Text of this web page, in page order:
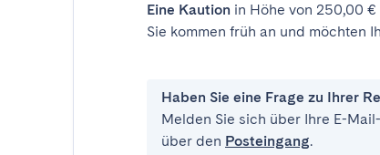
Eine Kaution in Höhe von 250,00
Sie kommen früh an und möchten
Haben Sie eine Frage zu Ihrer
Melden Sie sich über Ihre E-
über den Posteingang.